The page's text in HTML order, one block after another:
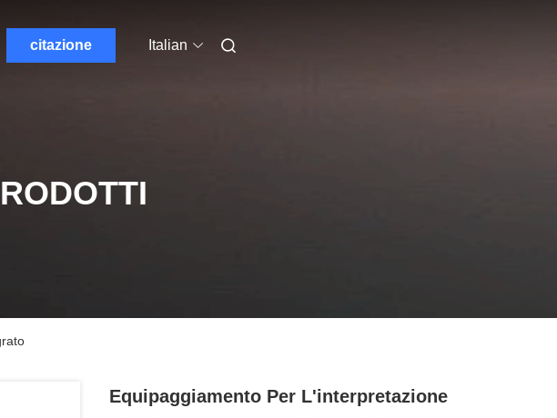
citazione Italian
Equipaggiamento Per L'interpretazione